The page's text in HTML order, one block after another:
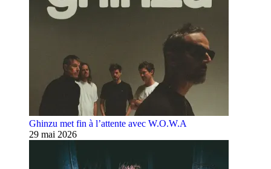
Ghinzu met fin à l’attente avec W.O.W.A
29 mai 2026